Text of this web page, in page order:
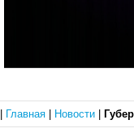
Главная Новости